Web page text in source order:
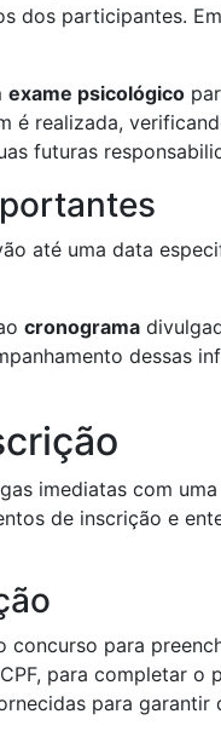
dos participantes.
exame psicológico
é realizada,
futuras
até uma data
cronograma
dessas
imediatas com
de inscrição e
concurso para
para completar
para garantir